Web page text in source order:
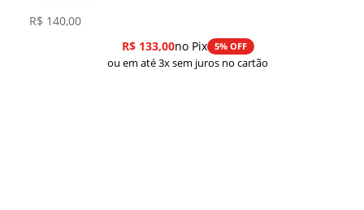
R$ 140,00
R$133,00no Pix 5% OFF
ou em até 3x sem juros no cartão